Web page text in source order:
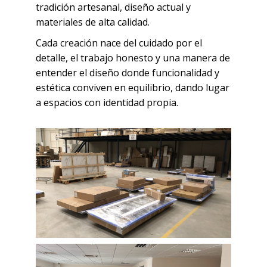
tradición artesanal, diseño actual y
materiales de alta calidad.
Cada creación nace del cuidado por el
detalle, el trabajo honesto y una manera de
entender el diseño donde funcionalidad y
estética conviven en equilibrio, dando lugar
a espacios con identidad propia.